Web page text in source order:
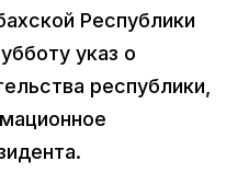
Республики
указ о
республики,